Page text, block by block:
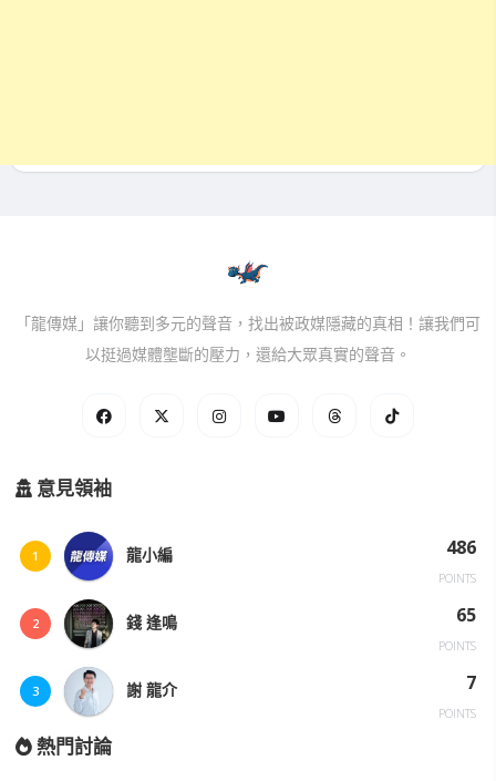
「龍傳媒」讓你聽到多元的聲音，找出被政媒隱藏的真相！讓我們可
以挺過媒體壟斷的壓力，還給大眾真實的聲音。
意見領袖
1 龍小編 486
POINTS
2 錢 逢鳴 65
POINTS
3 謝 龍介 7
POINTS
熱門討論